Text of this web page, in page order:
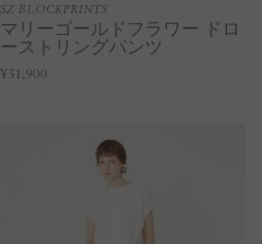
SZ BLOCKPRINTS
マリーゴールドフラワー ドロ
ーストリングパンツ
¥31,900